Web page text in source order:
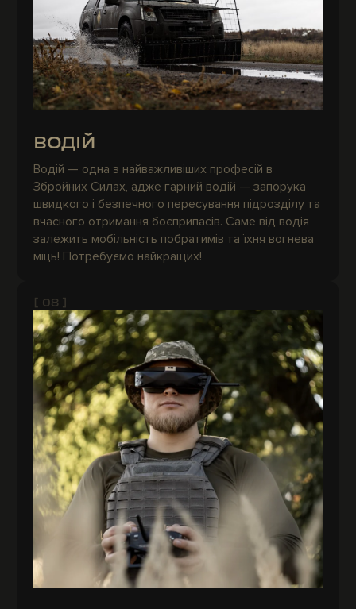
ВОДІЙ
Водій — одна з найважливіших професій в
Збройних Силах, адже гарний водій — запорука
швидкого і безпечного пересування підрозділу та
вчасного отримання боєприпасів. Саме від водія
залежить мобільність побратимів та їхня вогнева
міць! Потребуємо найкращих!
[ 08 ]